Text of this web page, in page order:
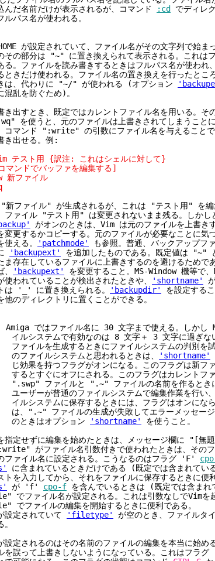
んだ名前だけが表示されるが、コマンド
:cd
でディレ
ルパス名が使われる。
が設定されていて、ファイル名がその文字列で始ま
その部分は "~" に置き換えられて表示される。これは
る。ファイルを読み書きするときはフルパス名が使わ
ときだけ使われる。ファイル名の置き換えを行ったと
は、代わりに "~/" が使われる (オプション
混乱を防ぐため)。
き出すとき、既定ではカレントファイル名を用いる。そ
を使うと、元のファイルは上書きされてしまうことに
コマンド ":write" の引数にファイル名を与えることで
き出せる。例:
用 {訳注: これはシェルに対して}
でバッファを編集する]
ァイル
新ファイル" が生成されるが、これは "テスト用" を編
ファイル "テスト用" は変更されないまま残る。しかし
がオンのときは、Vim は元のファイルを上書き
変更するかコピーする。元のファイルが必要なことに気
える。
'patchmode'
も参照。普通、バックアップフ
'backupext'
を追加したものである。既定値は "~"
ま存在しているファイルに上書きするのを避けるため
'backupext'
を変更すること。MS-Window 機等で、
使われていることが検出されたときや、
'shortname'
は '_' に置き換えられる。
'backupdir'
を設定する
他のディレクトリに置くことができる。
Amiga ではファイル名に 30 文字まで使える。しかし
ムで有効なのは 8 文字＋ 3 文字に過ぎな
生成するときにファイルシステムの判別を試み
ルシステムと思われるときは、
'shortname'
つフラグがオンになる。このフラグは新ファ
にオフにされる。このフラグはカレントファ
イルと ".~" ファイルの名前を作るときに使
普通のファイルシステムで編集作業を行い、
ムに保存するときには、フラグはオンになら
ァイルの生成が失敗してエラーメッセージが
オプション
'shortname'
を使うこと。
指定せずに編集を始めたときは、メッセージ欄に "[無
がファイル名引数付きで使われたときは、そのフ
ファイル名に設定される。こうなるのはフラグ 'F'
に含まれているときだけである (既定では含まれてい
トを入力してから、それをファイルに保存するときに便
が 'f' cpo-f を含んでいるときは (既定では含まれ
ファイル名が設定される。これは引数なしでVimを起
ファイルの編集を開始するときに便利である。
設定されていて
'filetype'
が空のとき、ファイルタ
設定されるのはその名前のファイルの編集を本当に始め
を誤って上書きしないようになっている。これはフ